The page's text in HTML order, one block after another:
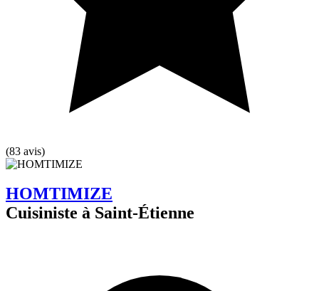
(83 avis)
HOMTIMIZE
Cuisiniste à Saint-Étienne